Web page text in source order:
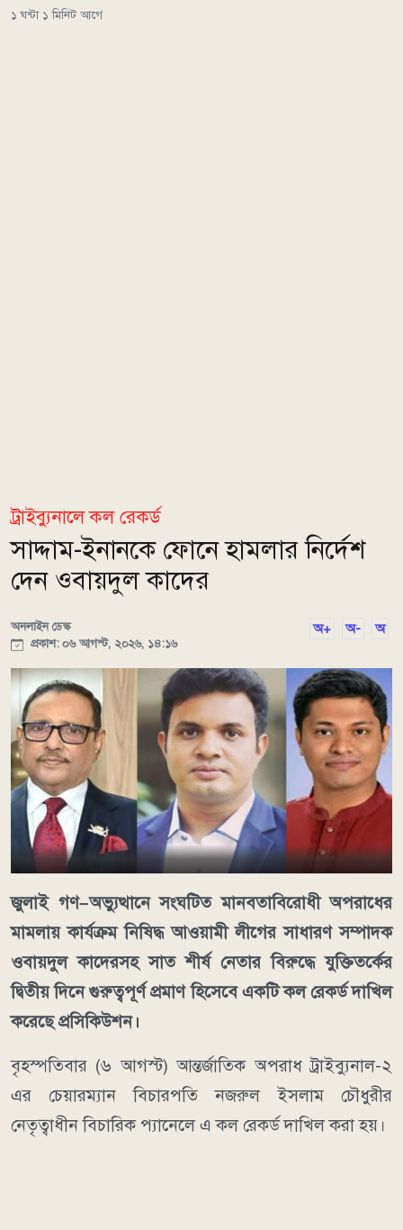
১ ঘন্টা ১ মিনিট আগে
ট্রাইব্যুনালে কল রেকর্ড
সাদ্দাম-ইনানকে ফোনে হামলার নির্দেশ
দেন ওবায়দুল কাদের
অনলাইন ডেস্ক
প্রকাশ: ০৬ আগস্ট, ২০২৬, ১৪:১৬
অ+ অ- অ
জুলাই গণ–অভ্যুত্থানে সংঘটিত মানবতাবিরোধী অপরাধের
মামলায় কার্যক্রম নিষিদ্ধ আওয়ামী লীগের সাধারণ সম্পাদক
ওবায়দুল কাদেরসহ সাত শীর্ষ নেতার বিরুদ্ধে যুক্তিতর্কের
দ্বিতীয় দিনে গুরুত্বপূর্ণ প্রমাণ হিসেবে একটি কল রেকর্ড দাখিল
করেছে প্রসিকিউশন।
বৃহস্পতিবার (৬ আগস্ট) আন্তর্জাতিক অপরাধ ট্রাইব্যুনাল-২
এর চেয়ারম্যান বিচারপতি নজরুল ইসলাম চৌধুরীর
নেতৃত্বাধীন বিচারিক প্যানেলে এ কল রেকর্ড দাখিল করা হয়।